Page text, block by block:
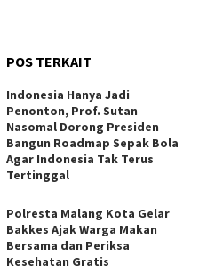
POS TERKAIT
Indonesia Hanya Jadi
Penonton, Prof. Sutan
Nasomal Dorong Presiden
Bangun Roadmap Sepak Bola
Agar Indonesia Tak Terus
Tertinggal
Polresta Malang Kota Gelar
Bakkes Ajak Warga Makan
Bersama dan Periksa
Kesehatan Gratis